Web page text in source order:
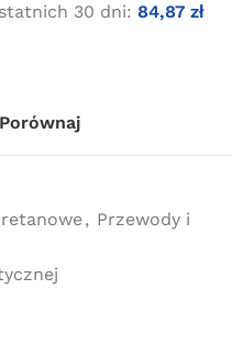
30 dni: 84,87 zł
Porównaj
, Przewody i